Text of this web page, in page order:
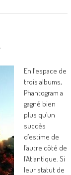
En l’espace de
trois albums,
Phantogram a
gagné bien
plus qu’un
succès
d’estime de
l’autre côté de
l’Atlantique. Si
leur statut de